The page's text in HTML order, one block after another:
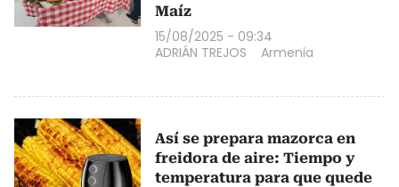
Maíz
15/08/2025 - 09:34
ADRIÁN TREJOS
Armenia
Así se prepara mazorca en
freidora de aire: Tiempo y
temperatura para que quede